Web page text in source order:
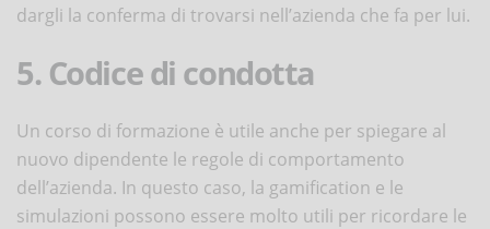
dargli la conferma di trovarsi nell’azienda che fa per lui.
5. Codice di condotta
Un corso di formazione è utile anche per spiegare al
nuovo dipendente le regole di comportamento
dell’azienda. In questo caso, la gamification e le
simulazioni possono essere molto utili per ricordare le